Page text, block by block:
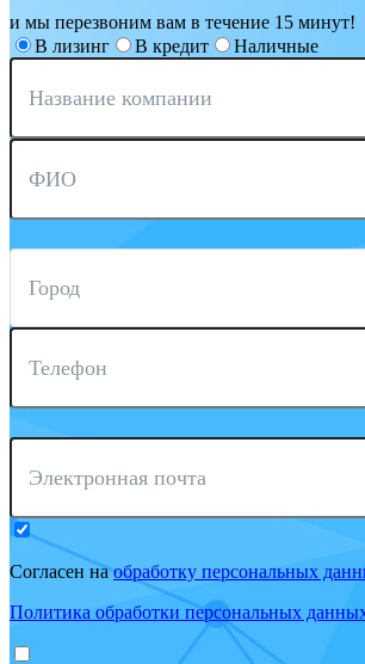
и мы перезвоним вам в течение 15 минут!
В лизинг
В кредит Наличные
Название компании
ФИО
Город
Телефон
Электронная почта
Согласен наобработку персональных
Политика обработки персональных